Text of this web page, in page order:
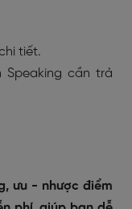
tiết.
Speaking cần trả
ưu - nhược điểm